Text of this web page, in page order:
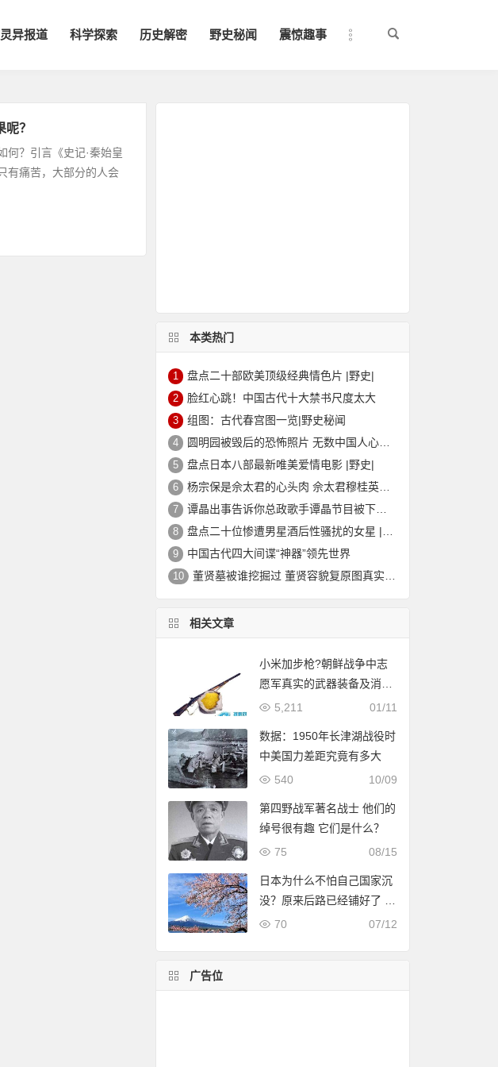
灵异报道 科学探索 历史解密 野史秘闻 震惊趣事
？
何？引言《史记·秦始皇
有痛苦，大部分的人会
本类热门
1 盘点二十部欧美顶级经典情色片 |野史|
2 脸红心跳！中国古代十大禁书尺度太大
3 组图：古代春宫图一览|野史秘闻
4 圆明园被毁后的恐怖照片 无数中国人心中的痛
5 盘点日本八部最新唯美爱情电影 |野史|
6 杨宗保是佘太君的心头肉 佘太君穆桂英的故事|野史秘闻
7 谭晶出事告诉你总政歌手谭晶节目被下架的真相
8 盘点二十位惨遭男星酒后性骚扰的女星 |野史|
9 中国古代四大间谍“神器”领先世界
10 董贤墓被谁挖掘过 董贤容貌复原图真实外貌|野史秘闻
相关文章
小米加步枪?朝鲜战争中志
愿军真实的武器装备及消耗
统计
01/11
5,211
数据：1950年长津湖战役时
中美国力差距究竟有多大
10/09
540
第四野战军著名战士 他们的
绰号很有趣 它们是什么？
08/15
75
日本为什么不怕自己国家沉
没？原来后路已经铺好了 方
法太离谱了！
07/12
70
广告位